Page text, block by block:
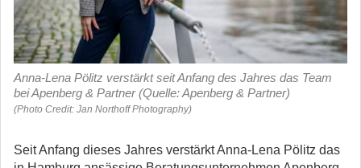
Anna-Lena Pölitz verstärkt seit Anfang des Jahres das Team
bei Apenberg & Partner (Quelle: Apenberg & Partner)
(Photo Credit: Jan Northoff Photography)
Seit Anfang dieses Jahres verstärkt Anna-Lena Pölitz das